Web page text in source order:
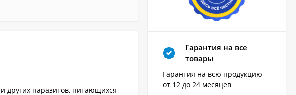
других паразитов, питающихся
Гарантия на все
товары
Гарантия на всю продукцию
от 12 до 24 месяцев